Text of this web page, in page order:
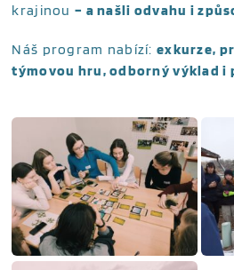
krajinou – a našli odvahu i
Náš program nabízí:exkurze,
týmovou hru, odborný výklad